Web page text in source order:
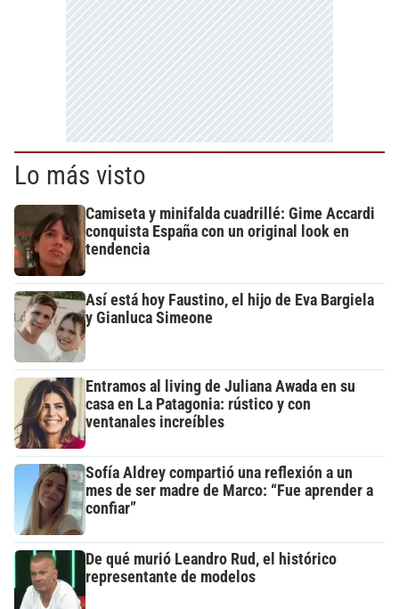
Lo más visto
Camiseta y minifalda cuadrillé: Gime Accardi
conquista España con un original look en
tendencia
Así está hoy Faustino, el hijo de Eva Bargiela
y Gianluca Simeone
Entramos al living de Juliana Awada en su
casa en La Patagonia: rústico y con
ventanales increíbles
Sofía Aldrey compartió una reflexión a un
mes de ser madre de Marco: “Fue aprender a
confiar”
De qué murió Leandro Rud, el histórico
representante de modelos